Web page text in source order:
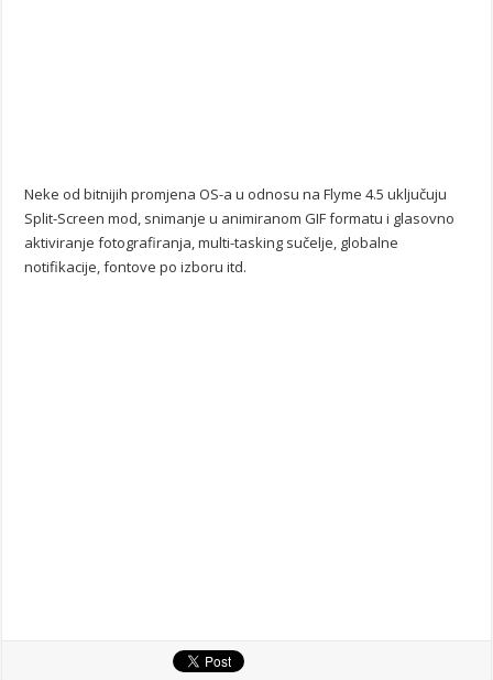
Neke od bitnijih promjena OS-a u odnosu na Flyme 4.5 uključuju
Split-Screen mod, snimanje u animiranom GIF formatu i glasovno
aktiviranje fotografiranja, multi-tasking sučelje, globalne
notifikacije, fontove po izboru itd.